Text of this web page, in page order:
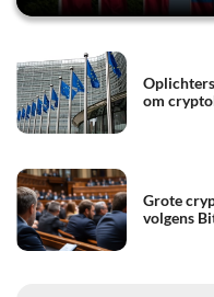
om
Grote
volgens